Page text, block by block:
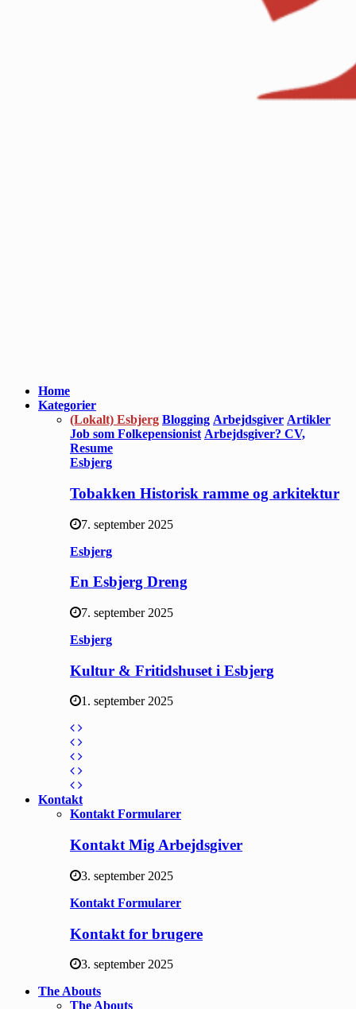
Home
Kategorier
(Lokalt) Esbjerg Blogging Arbejdsgiver Artikler
Job som Folkepensionist Arbejdsgiver? CV,
Resume
Esbjerg
Tobakken Historisk ramme og arkitektur
7. september 2025
Esbjerg
En Esbjerg Dreng
7. september 2025
Esbjerg
Kultur & Fritidshuset i Esbjerg
1. september 2025
Kontakt
Kontakt Formularer
Kontakt Mig Arbejdsgiver
3. september 2025
Kontakt Formularer
Kontakt for brugere
3. september 2025
The Abouts
The Abouts